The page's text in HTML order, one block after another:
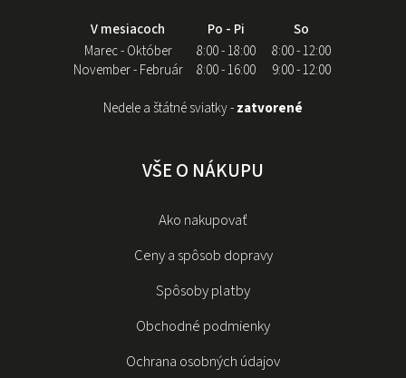
V mesiacoch Po - Pi
So
Marec - Október
8:00 - 18:00
8:00 - 12:00
November - Február
8:00 - 16:00
9:00 - 12:00
Nedele a štátné sviatky -zatvorené
VŠE O NÁKUPU
Ako nakupovať
Ceny a spôsob dopravy
Spôsoby platby
Obchodné podmienky
Ochrana osobných údajov